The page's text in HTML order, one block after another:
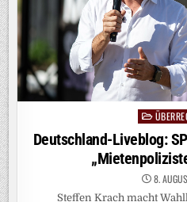
Posted
in
Deutschland-Liveblog:
8.
Steffen Krach macht